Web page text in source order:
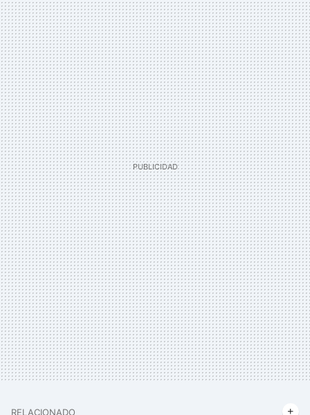
RELACIONADO